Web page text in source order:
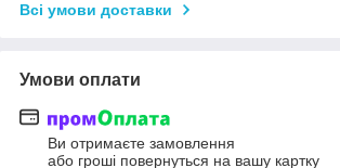
Всі умови доставки
Умови оплати
Ви отримаєте замовлення
або гроші повернуться на вашу картку